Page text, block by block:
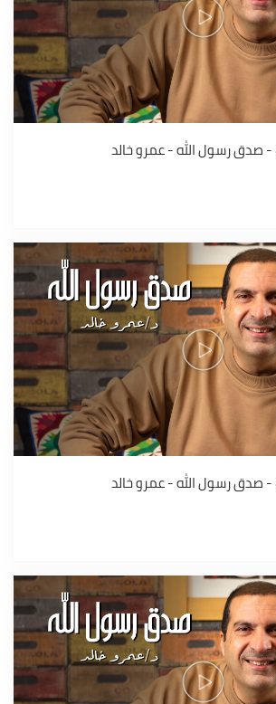
- صدق رسول الله - عمرو خالد
- صدق رسول الله - عمرو خالد